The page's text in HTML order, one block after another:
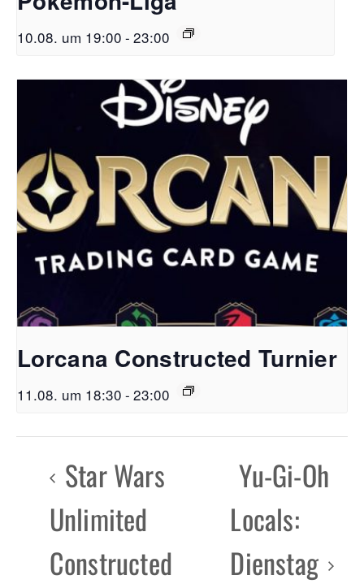
10.08. um 19:00 - 23:00
Lorcana Constructed Turnier
11.08. um 18:30 - 23:00
Star Wars
Unlimited
Constructed
Yu-Gi-Oh
Locals:
Dienstag